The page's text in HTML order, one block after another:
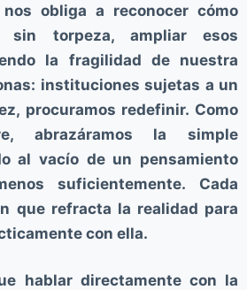
obliga a reconocer cómo
sin torpeza, ampliar esos
la fragilidad de nuestra
instituciones sujetas a un
procuramos redefinir. Como
abrazáramos la simple
al vacío de un pensamiento
suficientemente. Cada
que refracta la realidad para
con ella.
hablar directamente con la